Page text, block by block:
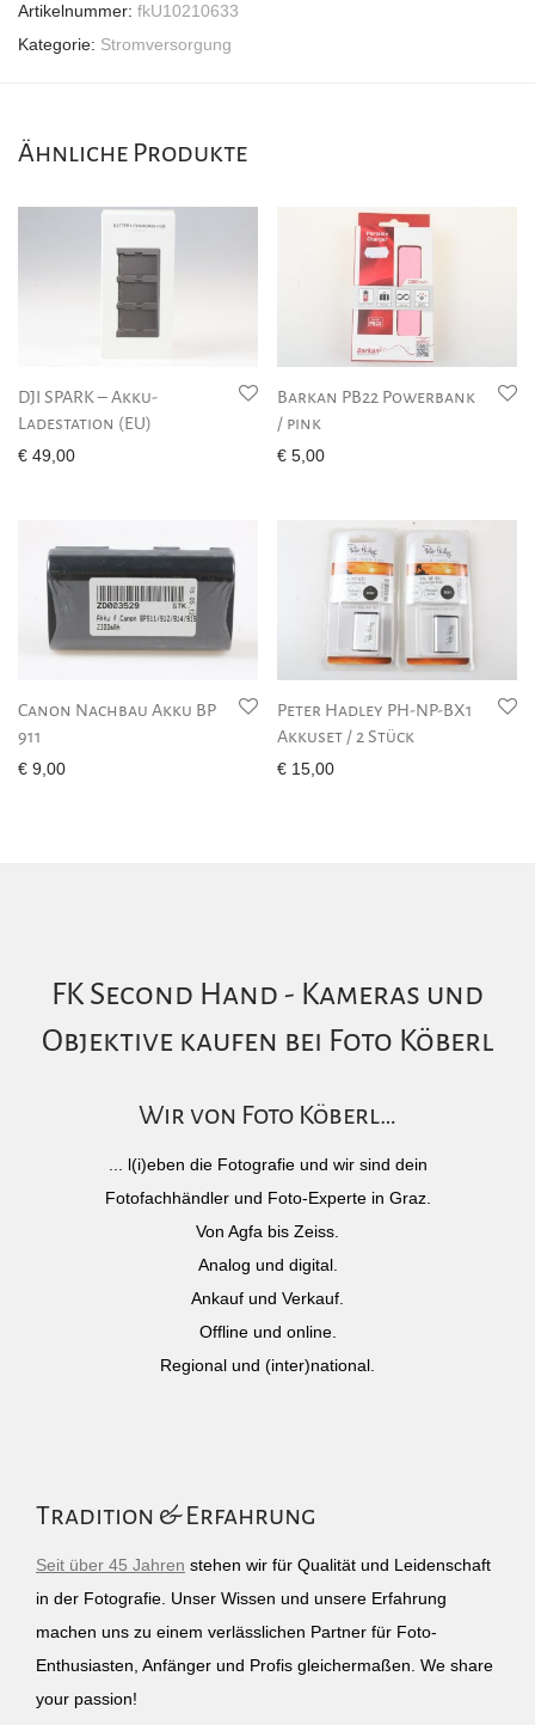
Artikelnummer: fkU10210633
Kategorie: Stromversorgung
Ähnliche Produkte
DJI SPARK – Akku-
Ladestation (EU)
€ 49,00
Barkan PB22 Powerbank
/ pink
€ 5,00
Canon Nachbau Akku BP
911
€ 9,00
Peter Hadley PH-NP-BX1
Akkuset / 2 Stück
€ 15,00
FK Second Hand - Kameras und
Objektive kaufen bei Foto Köberl
Wir von Foto Köberl…
... l(i)eben die Fotografie und wir sind dein
Fotofachhändler und Foto-Experte in Graz.
Von Agfa bis Zeiss.
Analog und digital.
Ankauf und Verkauf.
Offline und online.
Regional und (inter)national.
Tradition & Erfahrung
Seit über 45 Jahren stehen wir für Qualität und Leidenschaft
in der Fotografie. Unser Wissen und unsere Erfahrung
machen uns zu einem verlässlichen Partner für Foto-
Enthusiasten, Anfänger und Profis gleichermaßen. We share
your passion!